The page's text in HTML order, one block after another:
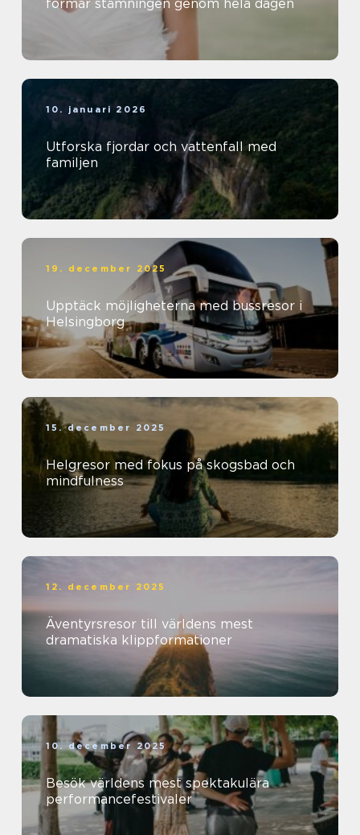
formar stämningen genom hela dagen
10. januari 2026
Utforska fjordar och vattenfall med
familjen
19. december 2025
Upptäck möjligheterna med bussresor i
Helsingborg
15. december 2025
Helgresor med fokus på skogsbad och
mindfulness
12. december 2025
Äventyrsresor till världens mest
dramatiska klippformationer
10. december 2025
Besök världens mest spektakulära
performancefestivaler